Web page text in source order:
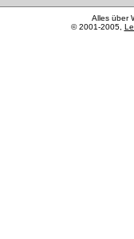
Alles über
© 2001-2005,